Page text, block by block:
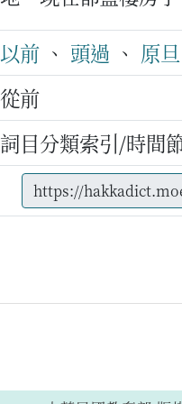
以前 、 頭過 、 原旦
從前
詞目分類索引/時間